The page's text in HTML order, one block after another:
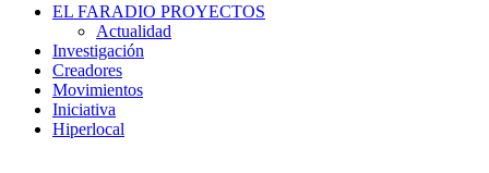
EL FARADIO PROYECTOS
Actualidad
Investigación
Creadores
Movimientos
Iniciativa
Hiperlocal